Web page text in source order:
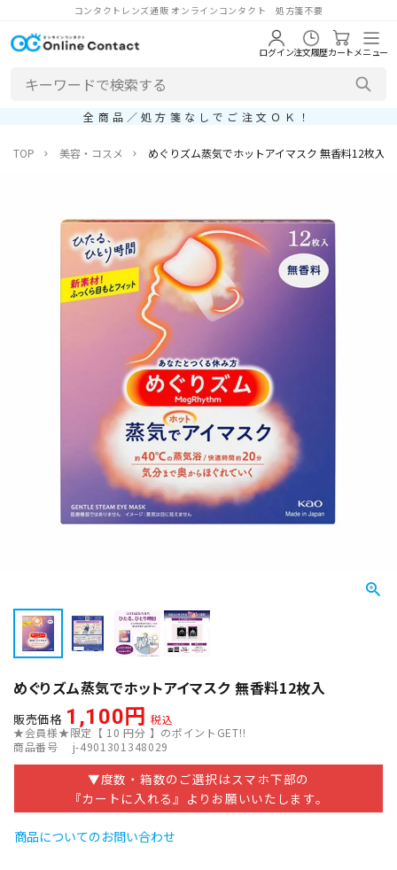
コンタクトレンズ通販 オンラインコンタクト 処方箋不要
ログイン注文履歴カートメニュー
全商品／処方箋なしでご注文ＯＫ！
TOP 美容・コスメ めぐりズム蒸気でホットアイマスク 無香料12枚入
めぐりズム蒸気でホットアイマスク 無香料12枚入
販売価格 1,100
税込
★会員様★限定【 10 円分 】のポイントGET!!
商品番号
j-4901301348029
▼度数・箱数のご選択はスマホ下部の
『カートに入れる』よりお願いいたします。
商品についてのお問い合わせ